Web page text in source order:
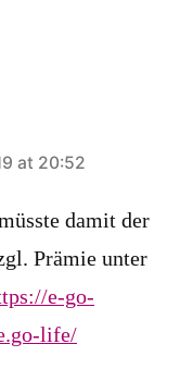
at 20:52
damit der
Prämie unter
e-go-
life/